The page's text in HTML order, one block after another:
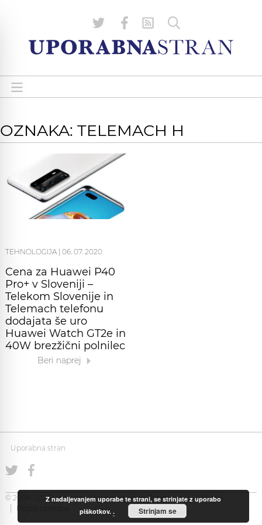
OZNAKA: TELEMACH H
TEHNOLOGIJA 06. 07. 2020
Cena za Huawei P40
Pro+ v Sloveniji –
Telekom Slovenije in
Telemach telefonu
dodajata še uro
Huawei Watch GT2e in
40W brezžični polnilec
Beri naprej
Uporabna stran
© 2008-2026 Uporabna Stran gostuje naZabec.net
Piškotki
Pogoji uporabe
Z nadaljevanjem uporabe te strani, se strinjate z uporabo
piškotkov.. Strinjam se